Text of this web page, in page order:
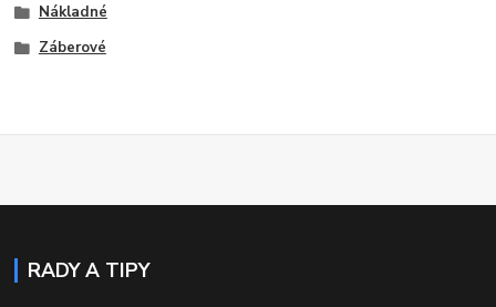
Nákladné
Záberové
RADY A TIPY